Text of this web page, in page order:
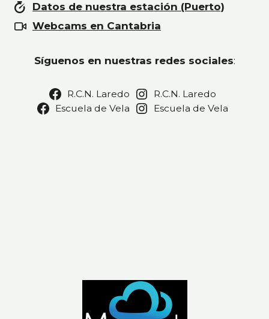
Datos de nuestra estación (Puerto)
Webcams en Cantabria
Síguenos en nuestras redes sociales:
R.C.N. Laredo
R.C.N. Laredo
Escuela de Vela
Escuela de Vela